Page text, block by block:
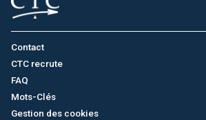
Contact
CTC recrute
FAQ
Mots-Clés
Gestion des cookies